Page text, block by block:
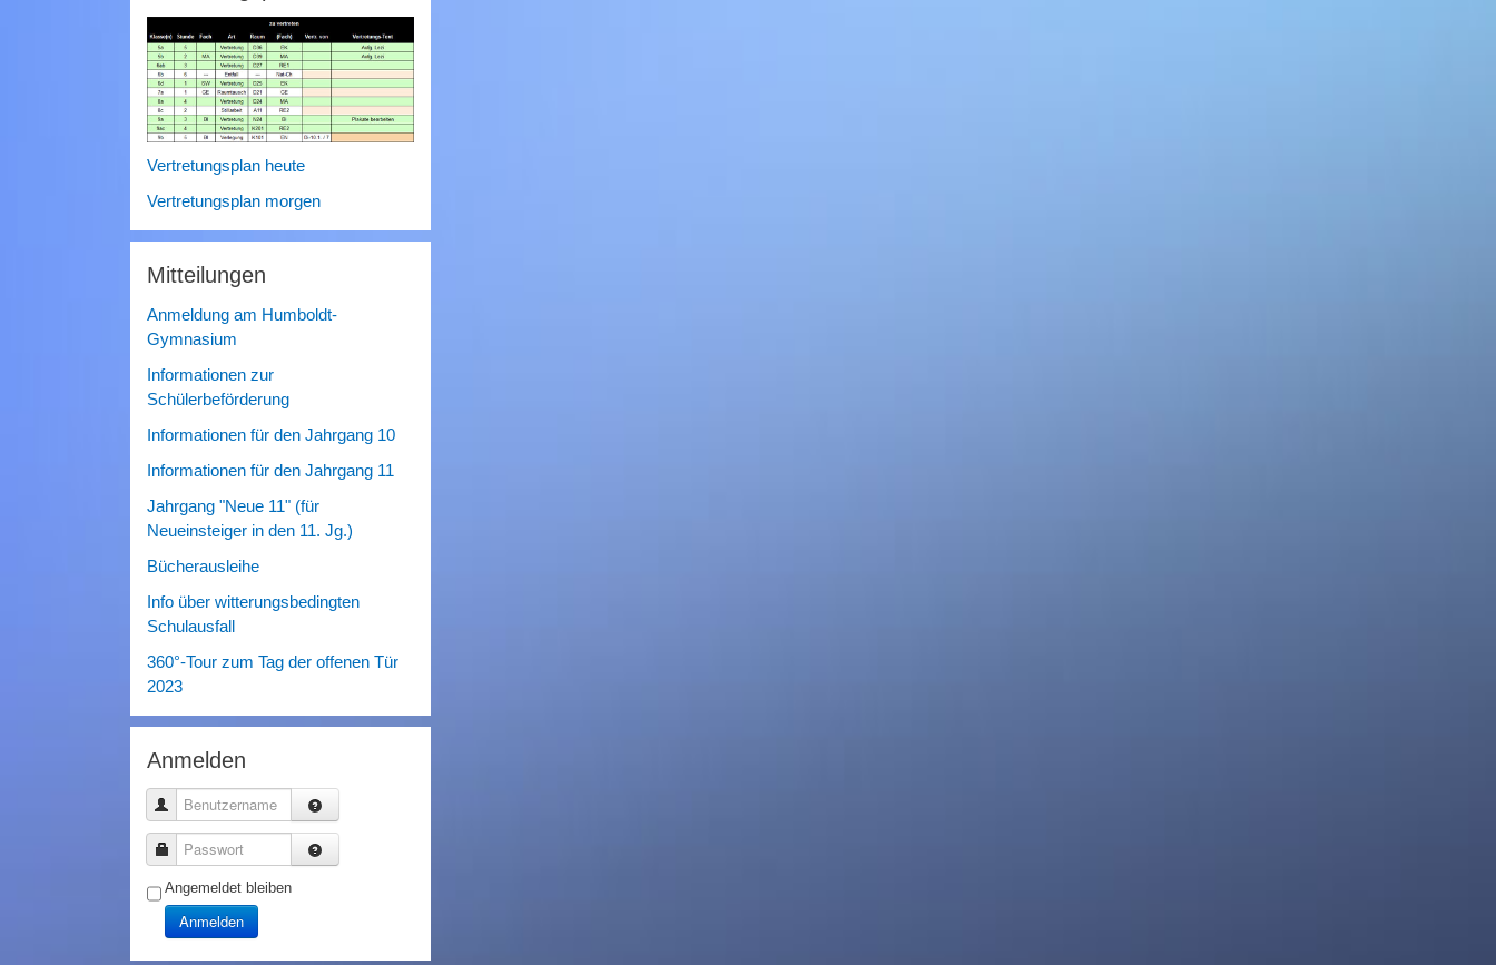
Vertretungsplan heute
Vertretungsplan morgen
Mitteilungen
Anmeldung am Humboldt-
Gymnasium
Informationen zur
Schülerbeförderung
Informationen für den Jahrgang 10
Informationen für den Jahrgang 11
Jahrgang "Neue 11" (für
Neueinsteiger in den 11. Jg.)
Bücherausleihe
Info über witterungsbedingten
Schulausfall
360°-Tour zum Tag der offenen Tür
2023
Anmelden
Benutzername
Passwort
Angemeldet bleiben
Anmelden